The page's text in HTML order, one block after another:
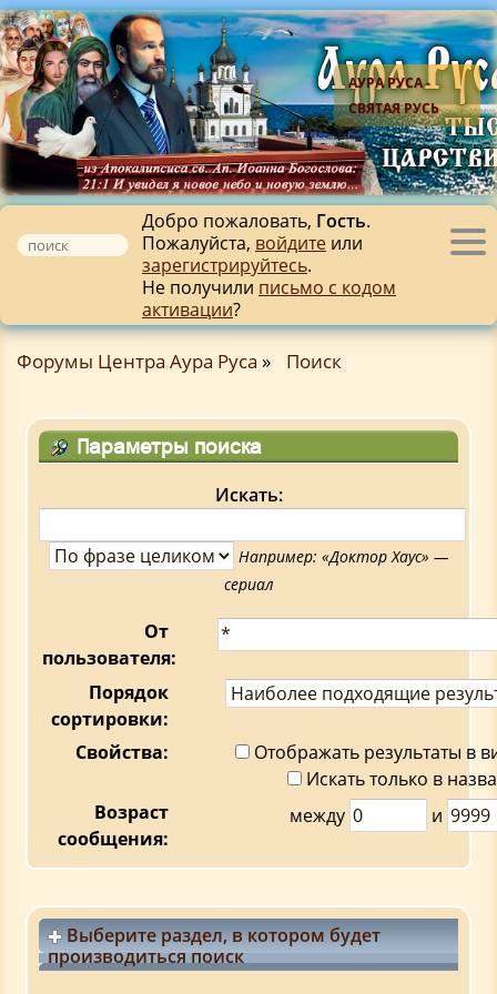
АУРА РУСА -
СВЯТАЯ РУСЬ
Добро пожаловать, Гость.
Пожалуйста, войдите или
зарегистрируйтесь.
Не получили письмо с кодом
активации?
Форумы Центра Аура Руса » Поиск
Параметры поиска
Искать:
Например: «Доктор Хаус» —
сериал
От
пользователя:
Порядок
сортировки:
Свойства:
Отображать результаты в
Искать только в
Возраст
сообщения:
между и
Выберите раздел, в котором будет
производиться поиск